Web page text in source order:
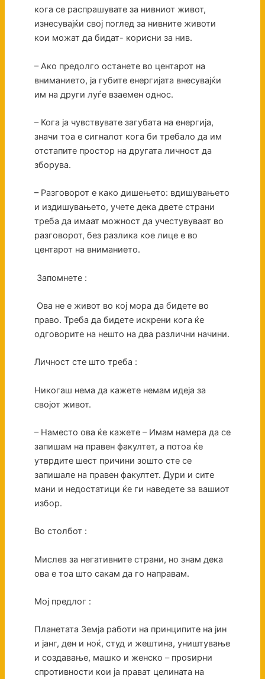
кога се распрашувате за нивниот живот,
изнесувајќи свој поглед за нивните животи
кои можат да бидат- корисни за нив.
– Ако предолго останете во центарот на
вниманието, ја губите енергијата внесувајќи
им на други луѓе взаемен однос.
– Кога ја чувствувате загубата на енергија,
значи тоа е сигналот кога би требало да им
отстапите простор на другата личност да
зборува.
– Разговорот е како дишењето: вдишувањето
и издишувањето, учете дека двете страни
треба да имаат можност да учестувуваат во
разговорот, без разлика кое лице е во
центарот на вниманието.
Запомнете :
Ова не е живот во кој мора да бидете во
право. Треба да бидете искрени кога ќе
одговорите на нешто на два различни начини.
Личност сте што треба :
Никогаш нема да кажете немам идеја за
својот живот.
– Наместо ова ќе кажете – Имам намера да се
запишам на правен факултет, а потоа ќе
утврдите шест причини зошто сте се
запишале на правен факултет. Дури и сите
мани и недостатици ќе ги наведете за вашиот
избор.
Во столбот :
Мислев за негативните страни, но знам дека
ова е тоа што сакам да го направам.
Мој предлог :
Планетата Земја работи на принципите на јин
и јанг, ден и ноќ, студ и жештина, уништување
и создавање, машко и женско – проѕирни
спротивности кои ја прават целината на